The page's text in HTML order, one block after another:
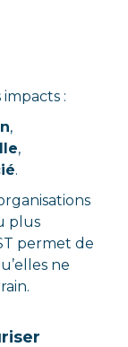
:
,
,
.
plus
permet de
ne